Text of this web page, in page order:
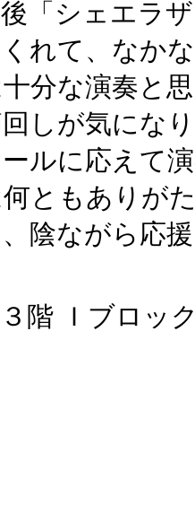
「シェエラ
れて、なか
分な演奏と
しが気にな
ルに応えて
ともありが
陰ながら応
３階 Ｉブロッ